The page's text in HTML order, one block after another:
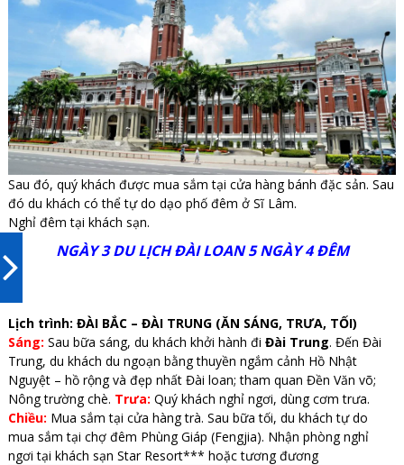
Sau đó, quý khách được mua sắm tại cửa hàng bánh đặc sản. Sau
đó du khách có thể tự do dạo phố đêm ở Sĩ Lâm.
Nghỉ đêm tại khách sạn.
NGÀY 3 DU LỊCH ĐÀI LOAN 5 NGÀY 4 ĐÊM
Lịch trình: ĐÀI BẮC – ĐÀI TRUNG (ĂN SÁNG, TRƯA, TỐI)
Sáng: Sau bữa sáng, du khách khởi hành đi Đài Trung. Đến Đài
Trung, du khách du ngoạn bằng thuyền ngắm cảnh Hồ Nhật
Nguyệt – hồ rộng và đẹp nhất Đài loan; tham quan Đền Văn võ;
Nông trường chè. Trưa: Quý khách nghỉ ngơi, dùng cơm trưa.
Chiều: Mua sắm tại cửa hàng trà. Sau bữa tối, du khách tự do
mua sắm tại chợ đêm Phùng Giáp (Fengjia). Nhận phòng nghỉ
ngơi tại khách sạn Star Resort*** hoặc tương đương